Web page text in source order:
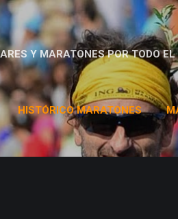
Ir al contenido
Y MARATONES POR TODO
HISTÓRICO MARATONES
DORSALES MÁS…